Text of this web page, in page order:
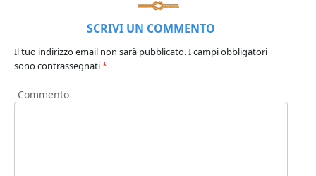
SCRIVI UN COMMENTO
Il tuo indirizzo email non sarà pubblicato.I campi obbligatori
sono contrassegnati*
Commento